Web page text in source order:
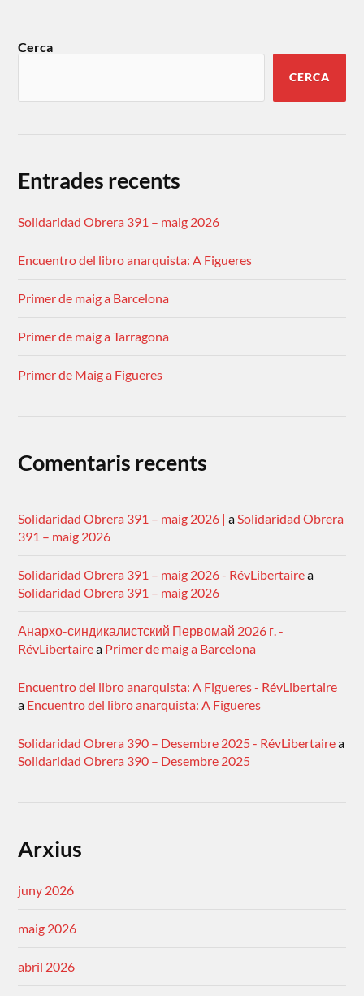
Cerca
CERCA
Entrades recents
Solidaridad Obrera 391 – maig 2026
Encuentro del libro anarquista: A Figueres
Primer de maig a Barcelona
Primer de maig a Tarragona
Primer de Maig a Figueres
Comentaris recents
Solidaridad Obrera 391 – maig 2026 | aSolidaridad Obrera
391 – maig 2026
Solidaridad Obrera 391 – maig 2026 - RévLibertairea
Solidaridad Obrera 391 – maig 2026
Анархо-синдикалистский Первомай 2026 г. -
RévLibertairea Primer de maig a Barcelona
Encuentro del libro anarquista: A Figueres - RévLibertaire
a Encuentro del libro anarquista: A Figueres
Solidaridad Obrera 390 – Desembre 2025 - RévLibertairea
Solidaridad Obrera 390 – Desembre 2025
Arxius
juny 2026
maig 2026
abril 2026